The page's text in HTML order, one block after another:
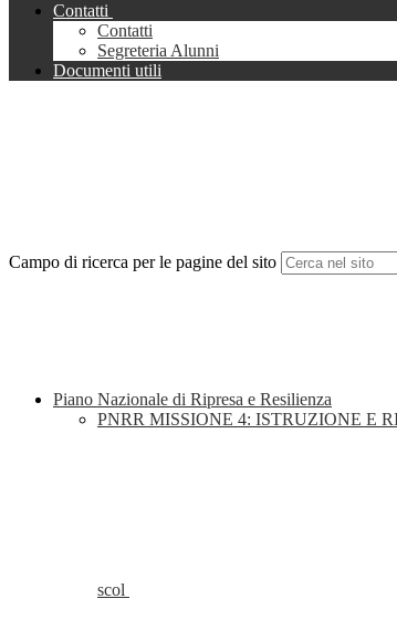
Contatti
Contatti
Segreteria Alunni
Documenti utili
Campo di ricerca per le pagine del sito
Piano Nazionale di Ripresa e Resilienza
PNRR MISSIONE 4: ISTRUZIONE E
scol